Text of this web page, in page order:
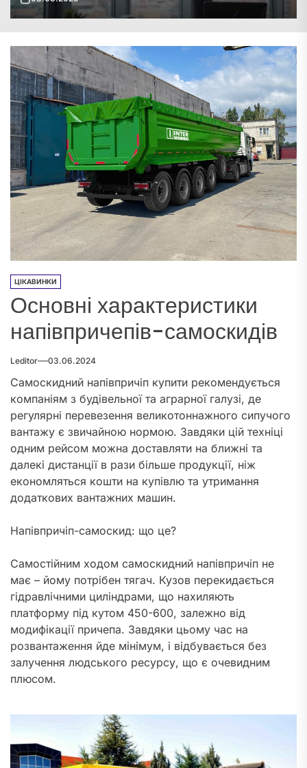
ЦІКАВИНКИ
Основні характеристики
напівпричепів-самоскидів
Leditor 03.06.2024
Самоскидний напівпричіп купити рекомендується
компаніям з будівельної та аграрної галузі, де
регулярні перевезення великотоннажного сипучого
вантажу є звичайною нормою. Завдяки цій техніці
одним рейсом можна доставляти на ближні та
далекі дистанції в рази більше продукції, ніж
економляться кошти на купівлю та утримання
додаткових вантажних машин.
Напівпричіп-самоскид: що це?
Самостійним ходом самоскидний напівпричіп не
має – йому потрібен тягач. Кузов перекидається
гідравлічними циліндрами, що нахиляють
платформу під кутом 450-600, залежно від
модифікації причепа. Завдяки цьому час на
розвантаження йде мінімум, і відбувається без
залучення людського ресурсу, що є очевидним
плюсом.